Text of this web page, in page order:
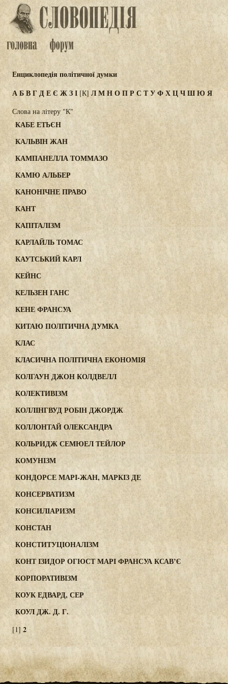
Енциклопедія політичної думки
АБВГДЕЄ ЖЗІ [К]ЛМНОПРСТУФХЦЧШЮ Я
Слова на літеру "К"
КАБЕ ЕТЬЄН
КАЛЬВІН ЖАН
КАМПАНЕЛЛА ТОММАЗО
КАМЮ АЛЬБЕР
КАНОНІЧНЕ ПРАВО
КАНТ
КАПІТАЛІЗМ
КАРЛАЙЛЬ ТОМАС
КАУТСЬКИЙ КАРЛ
КЕЙНС
КЕЛЬЗЕН ГАНС
КЕНЕ ФРАНСУА
КИТАЮ ПОЛІТИЧНА ДУМКА
КЛАС
КЛАСИЧНА ПОЛІТИЧНА ЕКОНОМІЯ
КОЛГАУН ДЖОН КОЛДВЕЛЛ
КОЛЕКТИВІЗМ
КОЛЛІНГВУД РОБІН ДЖОРДЖ
КОЛЛОНТАЙ ОЛЕКСАНДРА
КОЛЬРИДЖ СЕМЮЕЛ ТЕЙЛОР
КОМУНІЗМ
КОНДОРСЕ МАРІ-ЖАН, МАРКІЗ ДЕ
КОНСЕРВАТИЗМ
КОНСИЛІАРИЗМ
КОНСТАН
КОНСТИТУЦІОНАЛІЗМ
КОНТ ІЗИДОР ОГЮСТ МАРІ ФРАНСУА КСАВ’Є
КОРПОРАТИВІЗМ
КОУК ЕДВАРД, СЕР
КОУЛ ДЖ. Д. Г.
[1] 2